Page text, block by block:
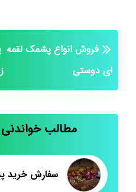
فروش انواع پشمک لقمه
ای دوستی
مطالب
سفارش خرید